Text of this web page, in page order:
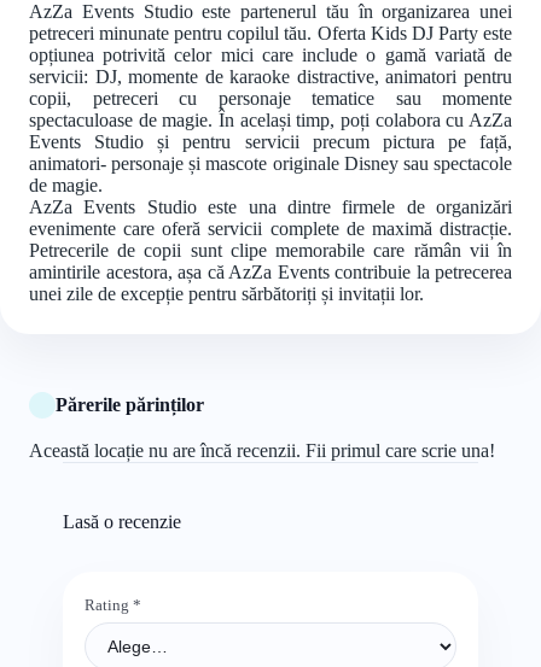
AzZa Events Studio este partenerul tău în organizarea unei
petreceri minunate pentru copilul tău. Oferta Kids DJ Party este
opțiunea potrivită celor mici care include o gamă variată de
servicii: DJ, momente de karaoke distractive, animatori pentru
copii, petreceri cu personaje tematice sau momente
spectaculoase de magie. În același timp, poți colabora cu AzZa
Events Studio și pentru servicii precum pictura pe față,
animatori- personaje și mascote originale Disney sau spectacole
de magie.
AzZa Events Studio este una dintre firmele de organizări
evenimente care oferă servicii complete de maximă distracție.
Petrecerile de copii sunt clipe memorabile care rămân vii în
amintirile acestora, așa că AzZa Events contribuie la petrecerea
unei zile de excepție pentru sărbătoriți și invitații lor.
Părerile părinților
Această locație nu are încă recenzii. Fii primul care scrie una!
Lasă o recenzie
Rating *